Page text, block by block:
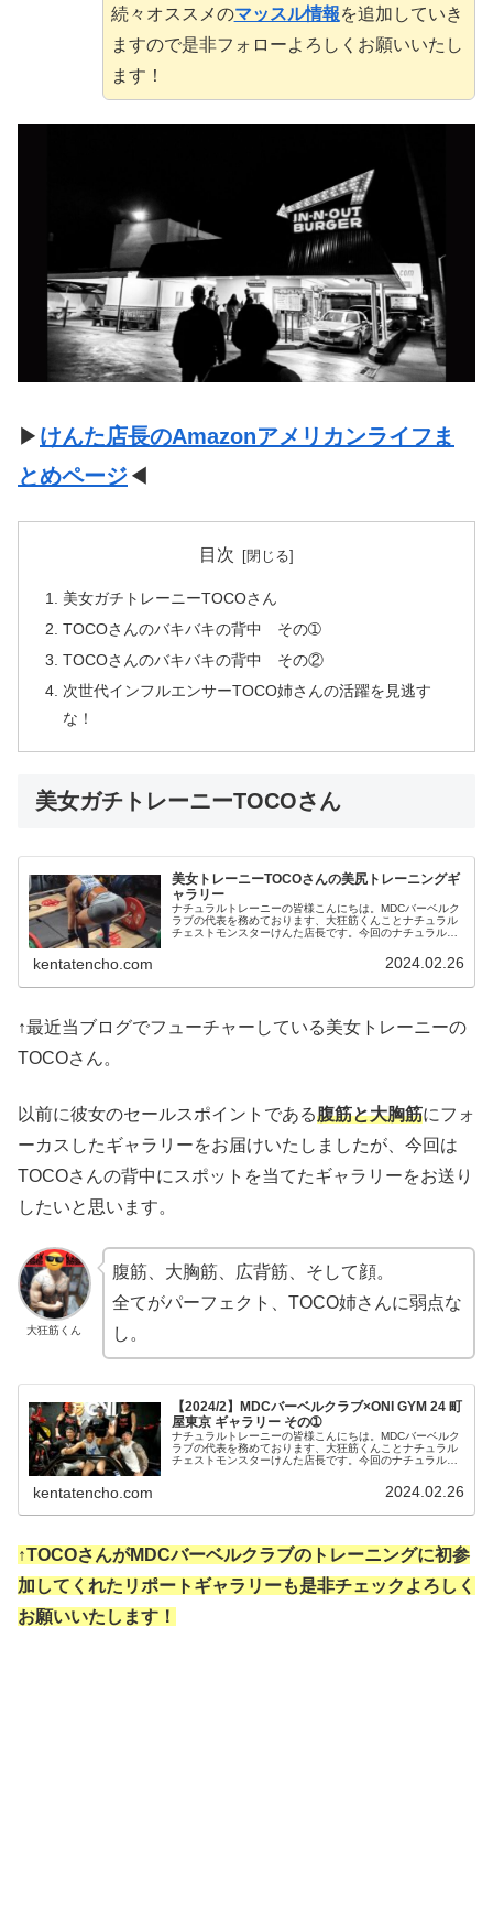
続々オススメのマッスル情報を追加していき
ますので是非フォローよろしくお願いいたし
ます！
▶ けんた店長のAmazonアメリカンライフま
とめページ◀
目次
美女ガチトレーニーTOCOさん
TOCOさんのバキバキの背中 その➀
TOCOさんのバキバキの背中 その②
次世代インフルエンサーTOCO姉さんの活躍を見逃す
な！
美女ガチトレーニーTOCOさん
美女トレーニーTOCOさんの美尻トレーニングギ
ャラリー
ナチュラルトレーニーの皆様こんにちは。MDCバーベルク
ラブの代表を務めております、大狂筋くんことナチュラル
チェストモンスターけんた店長です。今回のナチュラルボ
kentatencho.com 2024.02.26
↑最近当ブログでフューチャーしている美女トレーニーの
TOCOさん。
以前に彼女のセールスポイントである腹筋と大胸筋にフォ
ーカスしたギャラリーをお届けいたしましたが、今回は
TOCOさんの背中にスポットを当てたギャラリーをお送り
したいと思います。
大狂筋くん
腹筋、大胸筋、広背筋、そして顔。
全てがパーフェクト、TOCO姉さんに弱点な
し。
【2024/2】MDCバーベルクラブ×ONI GYM 24 町
屋東京 ギャラリー その➀
ナチュラルトレーニーの皆様こんにちは。MDCバーベルク
ラブの代表を務めております、大狂筋くんことナチュラル
チェストモンスターけんた店長です。今回のナチュラルボ
kentatencho.com 2024.02.26
↑TOCOさんがMDCバーベルクラブのトレーニングに初参
加してくれたリポートギャラリーも是非チェックよろしく
お願いいたします！